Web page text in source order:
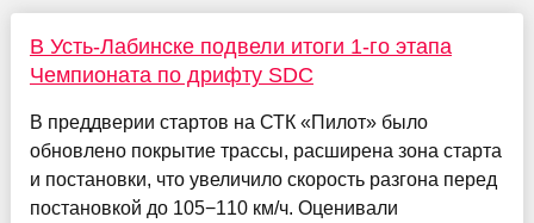
В Усть-Лабинске подвели итоги 1-го этапа
Чемпионата по дрифту SDC
В преддверии стартов на СТК «Пилот» было
обновлено покрытие трассы, расширена зона старта
и постановки, что увеличило скорость разгона перед
постановкой до 105−110 км/ч. Оценивали